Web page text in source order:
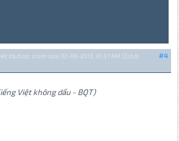
#4
đã được chỉnh sửa: 02-08-2013, 01:37 AM {2} bởi
Việt không dấu - BQT)